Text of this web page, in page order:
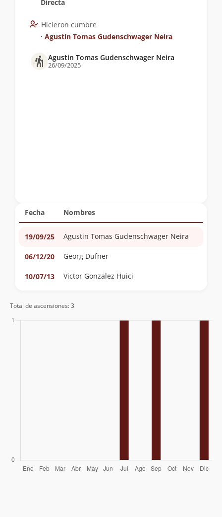
Fecha Nombres
19/09/25 Agustin Tomas Gudenschwager Neira
06/12/20 Georg Dufner
10/07/13 Victor Gonzalez Huici
Directa
Hicieron cumbre
∙ Agustin Tomas Gudenschwager Neira
Agustin Tomas Gudenschwager Neira
26/09/2025
Total de ascensiones: 3